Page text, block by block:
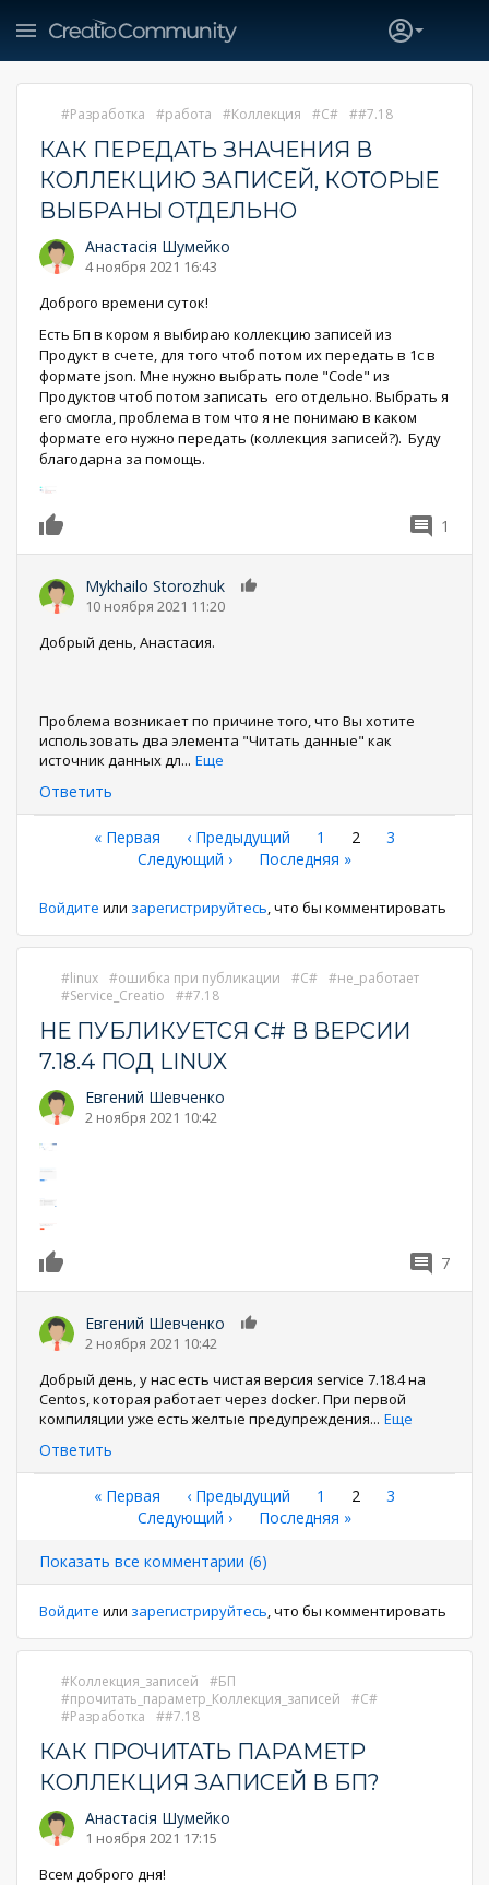
Разработка работа Коллекция C# #7.18
КАК ПЕРЕДАТЬ ЗНАЧЕНИЯ В
КОЛЛЕКЦИЮ ЗАПИСЕЙ, КОТОРЫЕ
ВЫБРАНЫ ОТДЕЛЬНО
Анастасія Шумейко
4 ноября 2021 16:43
Доброго времени суток!
Есть Бп в кором я выбираю коллекцию записей из
Продукт в счете, для того чтоб потом их передать в 1с в
формате json. Мне нужно выбрать поле "Code" из
Продуктов чтоб потом записать его отдельно. Выбрать я
его смогла, проблема в том что я не понимаю в каком
формате его нужно передать (коллекция записей?). Буду
благодарна за помощь.
1
Mykhailo Storozhuk
10 ноября 2021 11:20
Добрый день, Анастасия.
Проблема возникает по причине того, что Вы хотите
использовать два элемента "Читать данные" как
источник данных дл... Еще
Ответить
Нумерация
страниц
Первая
страница
« Первая ←
‹ Предыдущий Страница
1
Текущая
2 Страница
3
Следующая
Следующий ›
Последняя
Последняя »
Войдите или зарегистрируйтесь, что бы комментировать
linux ошибка при публикации C#
не_работает
Service_Creatio
#7.18
НЕ ПУБЛИКУЕТСЯ C# В ВЕРСИИ
7.18.4 ПОД LINUX
Евгений Шевченко
2 ноября 2021 10:42
7
Евгений Шевченко
2 ноября 2021 10:42
Добрый день, у нас есть чистая версия service 7.18.4 на
Centos, которая работает через docker. При первой
компиляции уже есть желтые предупреждения... Еще
Ответить
Нумерация
страниц
Первая
страница
« Первая ←
‹ Предыдущий Страница
1
Текущая
2 Страница
3
Следующая
Следующий ›
Последняя
Последняя »
Показать все комментарии (6)
Войдите или зарегистрируйтесь , что бы комментировать
Коллекция_записей
БП
прочитать_параметр_Коллекция_записей
C#
Разработка
#7.18
КАК ПРОЧИТАТЬ ПАРАМЕТР
КОЛЛЕКЦИЯ ЗАПИСЕЙ В БП?
Анастасія Шумейко
1 ноября 2021 17:15
Всем доброго дня!